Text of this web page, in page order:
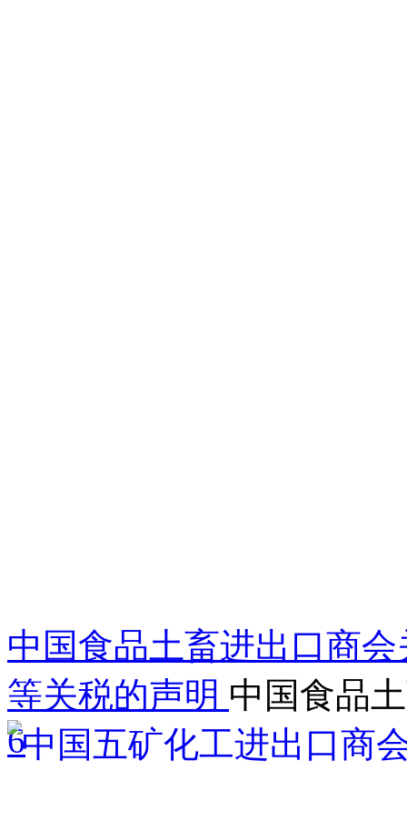
中国食品土畜进出口商
等关税的声明 中国食品
6